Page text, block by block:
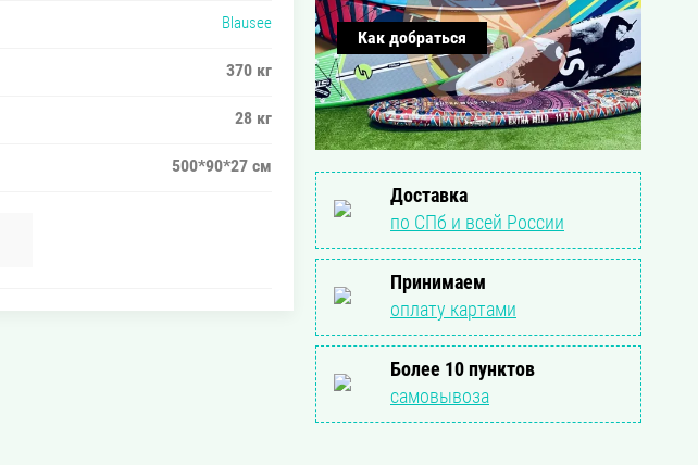
Blausee
370 кг
28 кг
500*90*27 см
Как добраться
Доставка
по СПб и всей России
Принимаем
оплату картами
Более 10 пунктов
самовывоза